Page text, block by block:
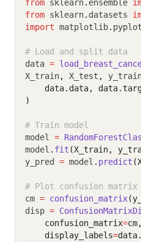
from sklearn. ensemble
from sklearn. datasets
import matplotlib.
# Load and split data
data =
X_train, X_test ,
data.data,
)
# Train model
model =
model . fit (X_train,
y_pred = model . predict
# Plot confusion matrix
cm = confusion_matrix
disp =
    confusion_matrix
=cm,
    display_labels
=